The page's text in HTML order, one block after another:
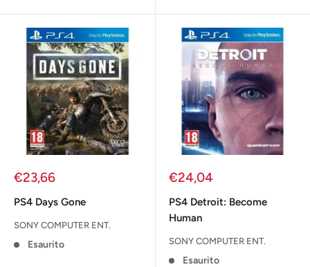
Prezzo
€23,66
PS4 Days Gone
SONY COMPUTER ENT.
Esaurito
Prezzo
€24,04
PS4 Detroit: Become
Human
SONY COMPUTER ENT.
Esaurito